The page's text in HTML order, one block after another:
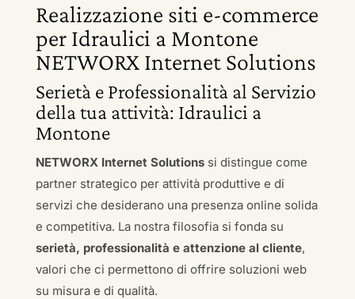
Realizzazione siti e-commerce
per Idraulici a Montone
NETWORX Internet Solutions
Serietà e Professionalità al Servizio
della tua attività: Idraulici a
Montone
NETWORX Internet Solutionssi distingue come
partner strategico per attività produttive e di
servizi che desiderano una presenza online solida
e competitiva. La nostra filosofia si fonda su
serietà, professionalità e attenzione al cliente,
valori che ci permettono di offrire soluzioni web
su misura e di qualità.